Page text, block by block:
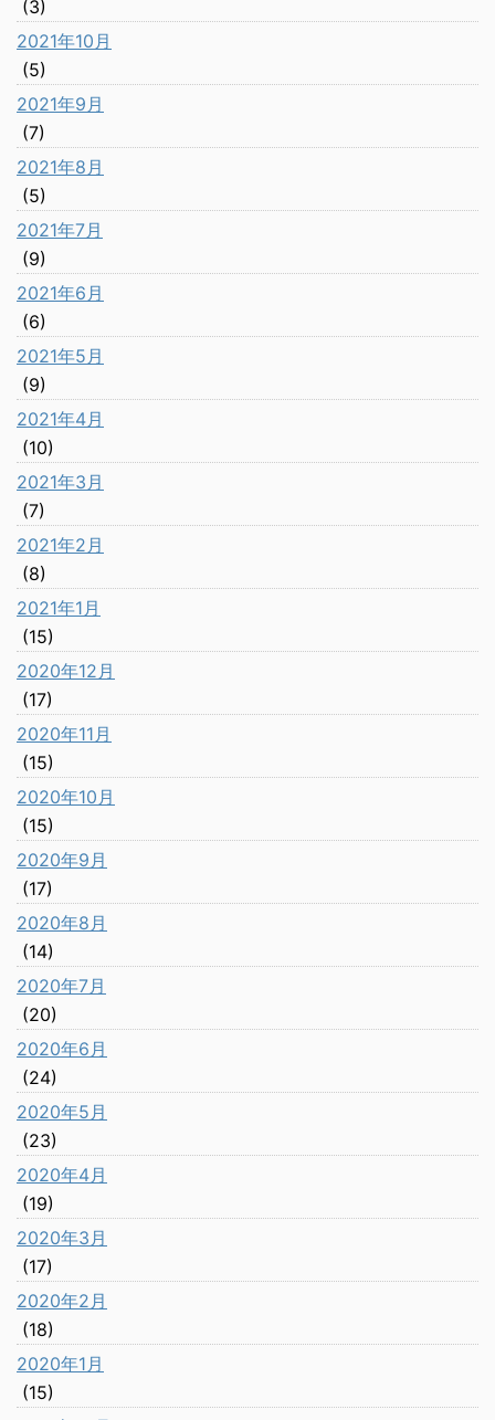
(3)
2021年10月
(5)
2021年9月
(7)
2021年8月
(5)
2021年7月
(9)
2021年6月
(6)
2021年5月
(9)
2021年4月
(10)
2021年3月
(7)
2021年2月
(8)
2021年1月
(15)
2020年12月
(17)
2020年11月
(15)
2020年10月
(15)
2020年9月
(17)
2020年8月
(14)
2020年7月
(20)
2020年6月
(24)
2020年5月
(23)
2020年4月
(19)
2020年3月
(17)
2020年2月
(18)
2020年1月
(15)